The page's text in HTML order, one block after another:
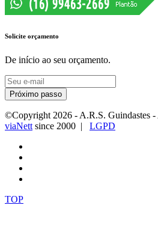
Solicite orçamento
De início ao seu orçamento.
Próximo passo
©Copyright 2026 - A.R.S. Guindastes
viaNett since 2000 | LGPD
TOP